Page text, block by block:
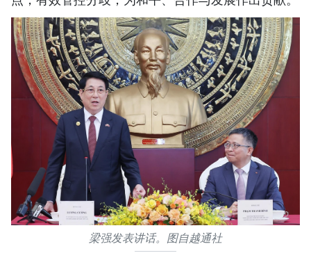
梁强发表讲话。图自越通社